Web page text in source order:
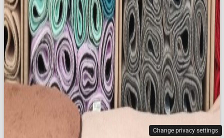
Change privacy settings